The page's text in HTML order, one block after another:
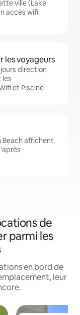
ville (Lake
accès wifi
les voyageurs
direction
les
et Piscine
Beach affichent
de
parmi les
en bord de
leur